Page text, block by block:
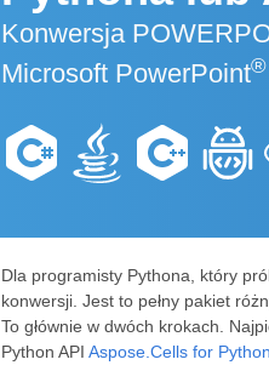
Konwersja
Microsoft PowerPoint®
Dla programisty Pythona, który
konwersji. Jest to pełny pakiet
To głównie w dwóch krokach.
Python API Aspose.Cells for